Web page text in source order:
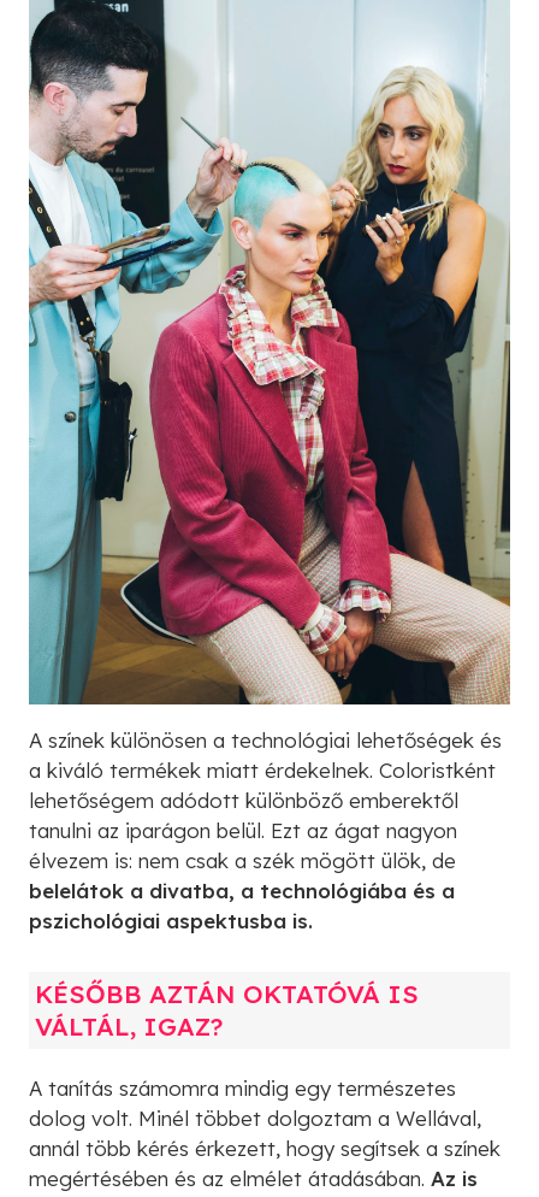
A színek különösen a technológiai lehetőségek és
a kiváló termékek miatt érdekelnek. Coloristként
lehetőségem adódott különböző emberektől
tanulni az iparágon belül. Ezt az ágat nagyon
élvezem is: nem csak a szék mögött ülök, de
belelátok a divatba, a technológiába és a
pszichológiai aspektusba is.
KÉSŐBB AZTÁN OKTATÓVÁ IS
VÁLTÁL, IGAZ?
A tanítás számomra mindig egy természetes
dolog volt. Minél többet dolgoztam a Wellával,
annál több kérés érkezett, hogy segítsek a színek
megértésében és az elmélet átadásában. Az is